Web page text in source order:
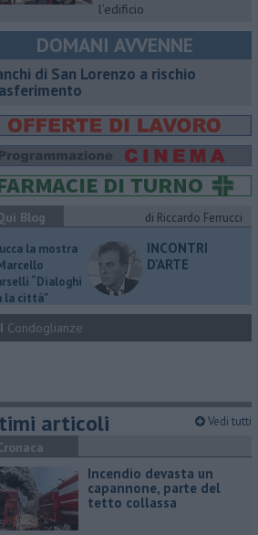
l’edificio
DOMANI AVVENNE
di San Lorenzo a rischio
Blog
di Riccardo Ferrucci
la mostra
“Dialoghi
la città"
INCONTRI
D'ARTE
Condoglianze
articoli Vedi tutti
Incendio devasta un
capannone, parte del
tetto collassa